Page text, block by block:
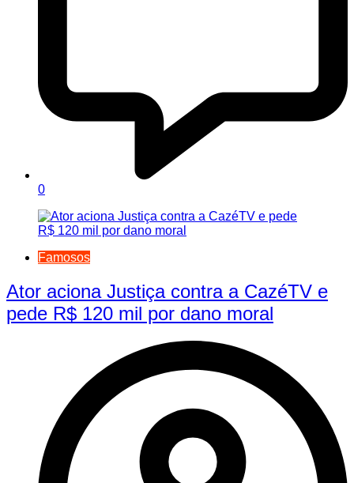
0
Famosos
Ator aciona Justiça contra a CazéTV e
pede R$ 120 mil por dano moral